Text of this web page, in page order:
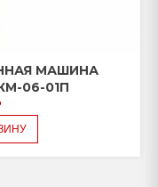
МАШИНА
06-01П